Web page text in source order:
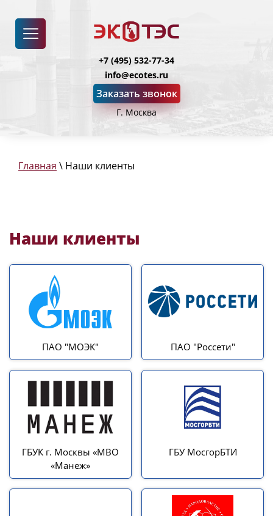
+7 (495) 532-77-34
info@ecotes.ru
Заказать звонок
Г. Москва
Главная \ Наши клиенты
Наши клиенты
ПАО "МОЭК" ПАО "Россети"
ГБУК г. Москвы «МВО
«Манеж»
ГБУ МосгорБТИ